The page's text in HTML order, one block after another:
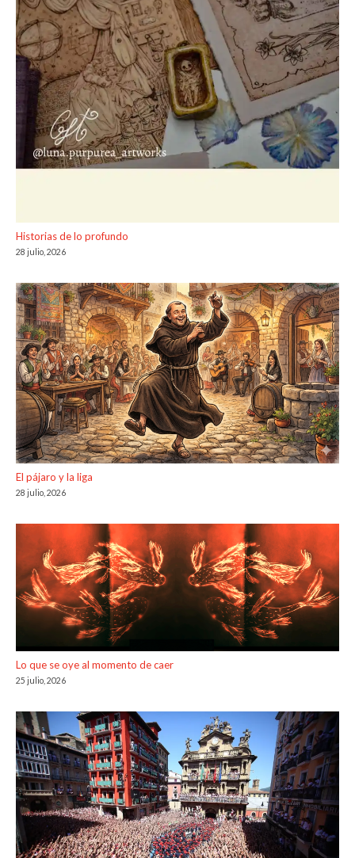
Historias de lo profundo
28 julio, 2026
El pájaro y la liga
28 julio, 2026
Lo que se oye al momento de caer
25 julio, 2026